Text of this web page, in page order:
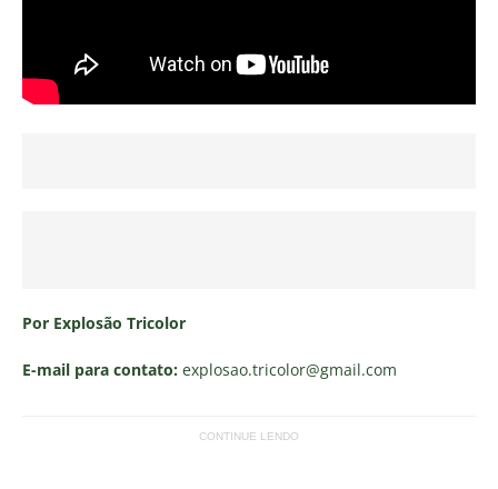
Por Explosão Tricolor
E-mail para contato: explosao.tricolor@gmail.com
CONTINUE LENDO